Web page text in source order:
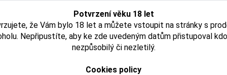
Potvrzení věku 18 let
že Vám bylo 18 let a můžete vstoupit na stránky s
Nepřipustíte, aby ke zde uvedeným datům přistupoval
nezpůsobilý či nezletilý.
Cookies policy
Passport whisky 1,0l 40% Old